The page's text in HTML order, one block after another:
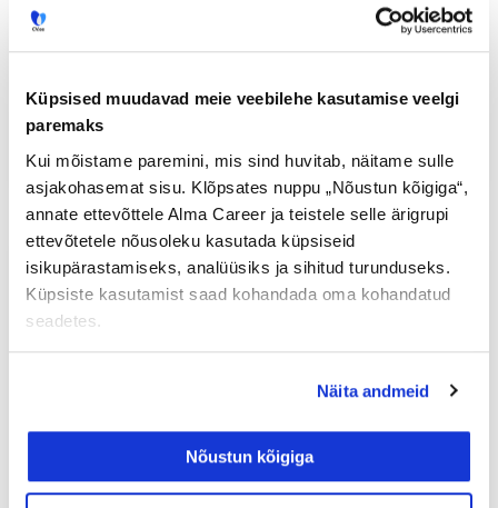
Küpsised muudavad meie veebilehe kasutamise veelgi
paremaks
Kui mõistame paremini, mis sind huvitab, näitame sulle
asjakohasemat sisu. Klõpsates nuppu „Nõustun kõigiga“,
annate ettevõttele Alma Career ja teistele selle ärigrupi
ettevõtetele nõusoleku kasutada küpsiseid
isikupärastamiseks, analüüsiks ja sihitud turunduseks.
Küpsiste kasutamist saad kohandada oma kohandatud
seadetes.
Näita andmeid
Nõustun kõigiga
Miinimumpanusega töötamine ei ole enam
harv nähtus. 42% Eesti töötajatest tunnistab,
panust töösse.
Loe lisaks »
ÄRIBLOGI